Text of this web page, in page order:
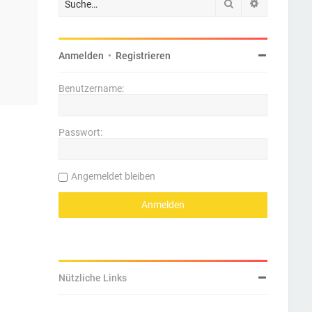
Suche
Anmelden • Registrieren
Benutzername:
Passwort:
Angemeldet bleiben
Nützliche Links